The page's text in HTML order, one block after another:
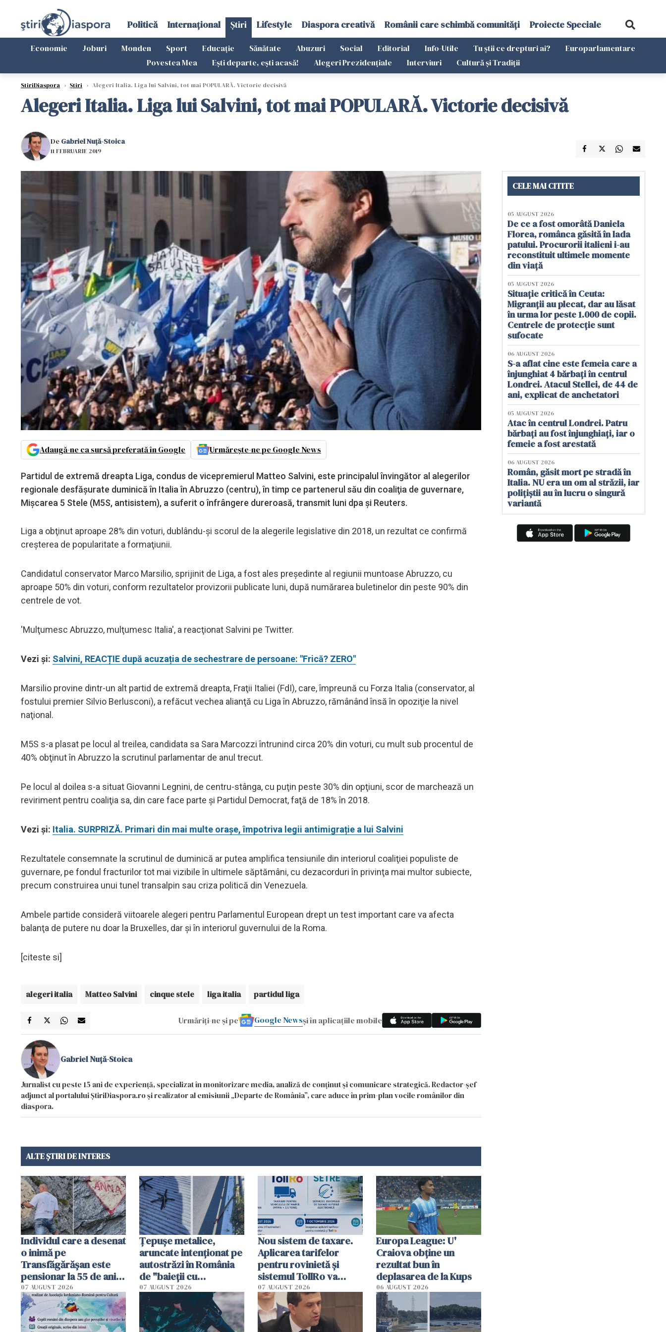
Politică Internațional Știri Lifestyle Diaspora creativă Românii care schimbă comunități Proiecte Speciale
Economie Joburi Monden Sport Educație Sănătate Abuzuri Social Editorial Info-Utile Tu știi ce drepturi ai?
Europarlamentare
Povestea Mea
Ești departe, ești acasă! Alegeri Prezidențiale Interviuri Cultură și Tradiții
StiriDiaspora › Știri › Alegeri Italia. Liga lui Salvini, tot mai POPULARĂ. Victorie decisivă
Alegeri Italia. Liga lui Salvini, tot mai POPULARĂ. Victorie decisivă
De Gabriel Nuță-Stoica
11 FEBRUARIE 2019
Adaugă-ne ca sursă preferată în Google Urmărește-ne pe Google News
Partidul de extremă dreapta Liga, condus de vicepremierul Matteo Salvini, este principalul învingător al alegerilor
regionale desfăşurate duminică în Italia în Abruzzo (centru), în timp ce partenerul său din coaliţia de guvernare,
Mişcarea 5 Stele (M5S, antisistem), a suferit o înfrângere dureroasă, transmit luni dpa şi Reuters.
Liga a obţinut aproape 28% din voturi, dublându-şi scorul de la alegerile legislative din 2018, un rezultat ce confirmă
creşterea de popularitate a formaţiunii.
Candidatul conservator Marco Marsilio, sprijinit de Liga, a fost ales preşedinte al regiunii muntoase Abruzzo, cu
aproape 50% din voturi, conform rezultatelor provizorii publicate luni, după numărarea buletinelor din peste 90% din
centrele de vot.
'Mulţumesc Abruzzo, mulţumesc Italia', a reacţionat Salvini pe Twitter.
Vezi și: Salvini, REACȚIE după acuzația de sechestrare de persoane: "Frică? ZERO"
Marsilio provine dintr-un alt partid de extremă dreapta, Fraţii Italiei (FdI), care, împreună cu Forza Italia (conservator, al
fostului premier Silvio Berlusconi), a refăcut vechea alianţă cu Liga în Abruzzo, rămânând însă în opoziţie la nivel
naţional.
M5S s-a plasat pe locul al treilea, candidata sa Sara Marcozzi întrunind circa 20% din voturi, cu mult sub procentul de
40% obţinut în Abruzzo la scrutinul parlamentar de anul trecut.
Pe locul al doilea s-a situat Giovanni Legnini, de centru-stânga, cu puţin peste 30% din opţiuni, scor de marchează un
reviriment pentru coaliţia sa, din care face parte şi Partidul Democrat, faţă de 18% în 2018.
Vezi și: Italia. SURPRIZĂ. Primari din mai multe oraşe, împotriva legii antimigrație a lui Salvini
Rezultatele consemnate la scrutinul de duminică ar putea amplifica tensiunile din interiorul coaliţiei populiste de
guvernare, pe fondul fracturilor tot mai vizibile în ultimele săptămâni, cu dezacorduri în privinţa mai multor subiecte,
precum construirea unui tunel transalpin sau criza politică din Venezuela.
Ambele partide consideră viitoarele alegeri pentru Parlamentul European drept un test important care va afecta
balanţa de putere nu doar la Bruxelles, dar şi în interiorul guvernului de la Roma.
[citeste si]
alegeri italia Matteo Salvini cinque stele liga italia partidul liga
Urmăriți-ne și pe Google Newsși în aplicațiile mobile
Gabriel Nuță-Stoica
Jurnalist cu peste 15 ani de experiență, specializat în monitorizare media, analiză de conținut și comunicare strategică. Redactor-șef
adjunct al portalului ȘtiriDiaspora.ro și realizator al emisiunii „Departe de România”, care aduce în prim-plan vocile românilor din
diaspora.
ALTE ȘTIRI DE INTERES
Individul care a desenat
o inimă pe
Transfăgărășan este
pensionar la 55 de ani.
Poliția l-a identificat
07 AUGUST 2026
Țepușe metalice,
aruncate intenționat pe
autostrăzi în România
de "baieții cu
platforme": "Mi-au
cerut 1200 lei să mă
tracteze"
07 AUGUST 2026
Nou sistem de taxare.
Aplicarea tarifelor
pentru rovinietă şi
sistemul TollRo va
începe la 1 octombrie
07 AUGUST 2026
Europa League: U'
Craiova obține un
rezultat bun în
deplasarea de la Kups
06 AUGUST 2026
CELE MAI CITITE
05 AUGUST 2026
De ce a fost omorâtă Daniela
Florea, românca găsită în lada
patului. Procurorii italieni i-au
reconstituit ultimele momente
din viață
05 AUGUST 2026
Situație critică în Ceuta:
Migranții au plecat, dar au lăsat
în urma lor peste 1.000 de copii.
Centrele de protecție sunt
sufocate
06 AUGUST 2026
S-a aflat cine este femeia care a
înjunghiat 4 bărbați în centrul
Londrei. Atacul Stellei, de 44 de
ani, explicat de anchetatori
05 AUGUST 2026
Atac în centrul Londrei. Patru
bărbați au fost înjunghiați, iar o
femeie a fost arestată
06 AUGUST 2026
Român, găsit mort pe stradă în
Italia. NU era un om al străzii, iar
polițiștii au în lucru o singură
variantă